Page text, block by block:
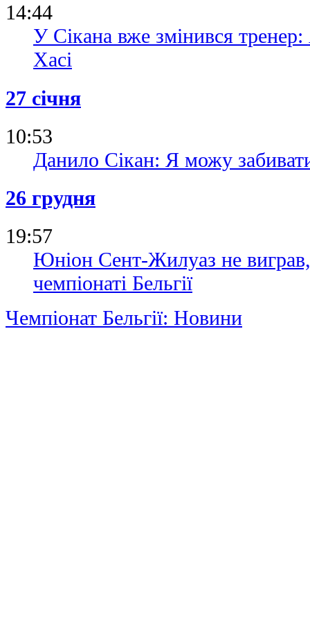
14:44
У Сікана вже змінився
Хасі
27 січня
10:53
Данило Сікан: Я можу
26 грудня
19:57
Юніон Сент-Жилуаз не виграв,
чемпіонаті Бельгії
Чемпіонат Бельгії: Новини